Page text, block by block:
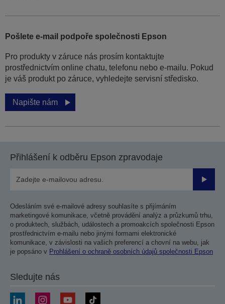
Pošlete e-mail podpoře společnosti Epson
Pro produkty v záruce nás prosím kontaktujte
prostřednictvím online chatu, telefonu nebo e-mailu. Pokud
je váš produkt po záruce, vyhledejte servisní středisko.
Napište nám
Přihlášení k odběru Epson zpravodaje
Odesláním své e-mailové adresy souhlasíte s přijímáním
marketingové komunikace, včetně provádění analýz a průzkumů trhu,
o produktech, službách, událostech a promoakcích společnosti Epson
prostřednictvím e-mailu nebo jinými formami elektronické
komunikace, v závislosti na vašich preferencí a chovní na webu, jak
je popsáno v Prohlášení o ochraně osobních údajů společnosti Epson
Sledujte nás